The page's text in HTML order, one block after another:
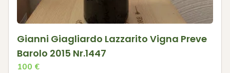
Gianni Giagliardo Lazzarito Vigna Preve
Barolo 2015 Nr.1447
100 €